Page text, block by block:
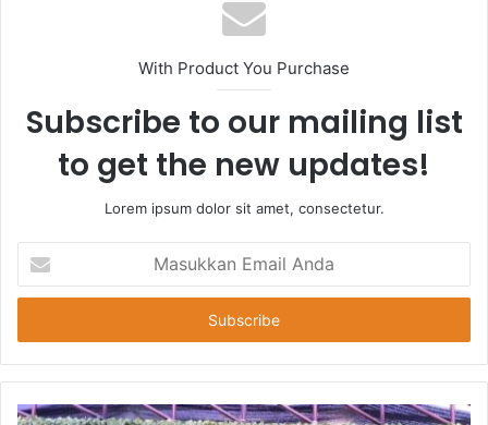
With Product You Purchase
Subscribe to our mailing list
to get the new updates!
Lorem ipsum dolor sit amet, consectetur.
Email
Anda